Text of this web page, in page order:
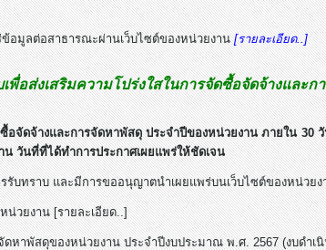
อมูลต่อสาธารณะผ่านเว็บไซต์ของหน่วยงาน[รายละเอียด..]
พื่อส่งเสริมความโปร่งใสในการจัดซื้อจัดจ้างแล
อจัดจ้างและการจัดหาพัสดุ ประจำปีของหน่วยงาน ภายใน 30
วันที่ที่ได้ทำการประกาศเผยแพร่ให้ชัดเจน
รับทราบ และมีการขออนุญาตนำเผยแพร่บนเว็บไซต์ของหน่วย
วยงาน [รายละเอียด..]
หาพัสดุของหน่วยงาน ประจำปีงบประมาณ พ.ศ. 2567 (งบดำเ